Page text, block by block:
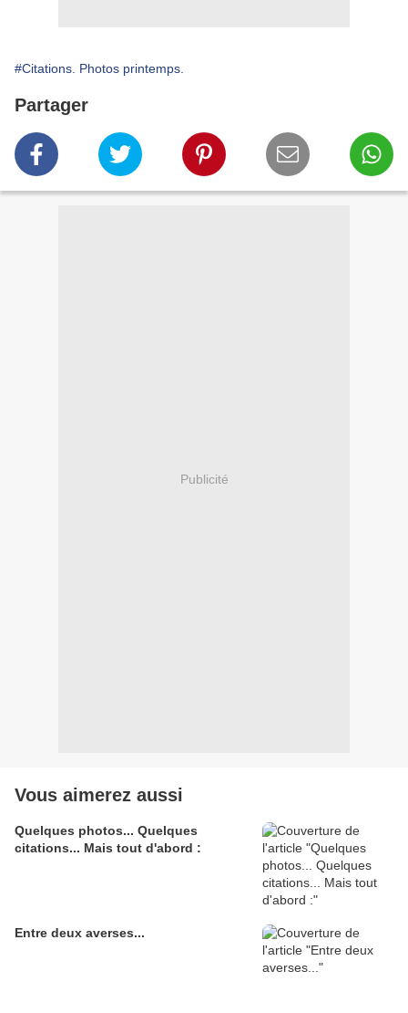
#Citations. Photos printemps.
Partager
Publicité
Vous aimerez aussi
Quelques photos... Quelques
citations... Mais tout d'abord :
Entre deux averses...